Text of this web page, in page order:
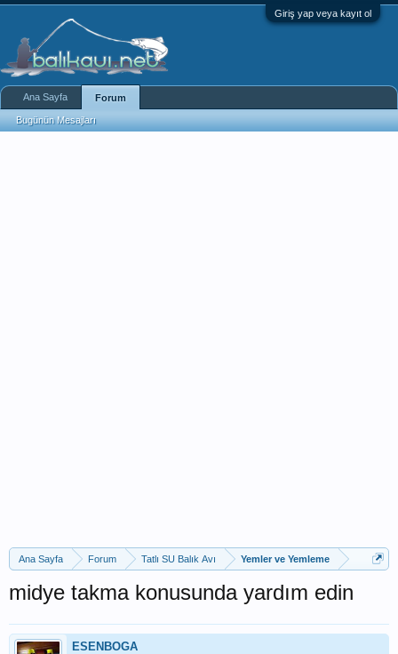
Giriş yap veya kayıt ol
Ana Sayfa Forum Tatlı SU Balık Avı Yemler ve Yemleme
midye takma konusunda yardım edin
ESENBOGA
Ana Sayfa Forum
Bugünün Mesajları